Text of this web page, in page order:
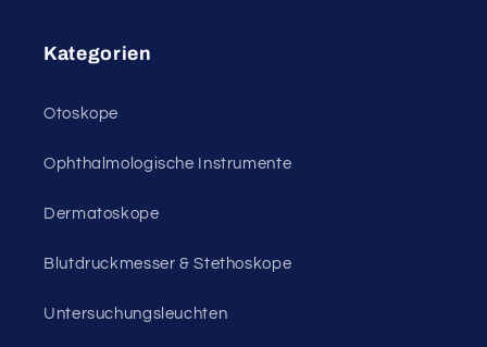
Kategorien
Otoskope
Ophthalmologische Instrumente
Dermatoskope
Blutdruckmesser & Stethoskope
Untersuchungsleuchten